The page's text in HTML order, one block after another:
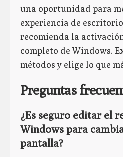
una oportunidad para
experiencia de
recomienda la
completo de Windows.
métodos y elige lo que
Preguntas
¿Es seguro editar el
Windows para
pantalla?